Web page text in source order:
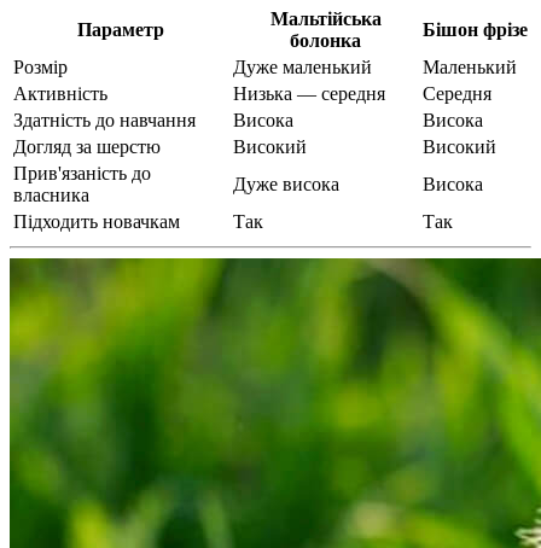
Параметр
Мальтійська
болонка
Бішон фрізе
Розмір
Дуже маленький
Маленький
Активність
Низька — середня
Середня
Здатність до навчання
Висока
Висока
Догляд за шерстю
Високий
Високий
Прив'язаність до
власника
Дуже висока
Висока
Підходить новачкам
Так Так